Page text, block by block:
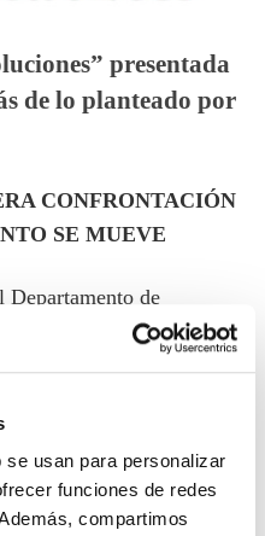
usan para personalizar
funciones de redes
compartimos
presentada
de lo planteado por
CONFRONTACIÓN
SE MUEVE
de
mesa de negociación su
desde el 2015.
aplicado a todos los